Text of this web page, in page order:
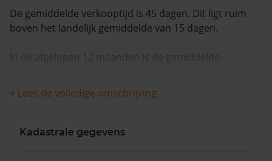
De gemiddelde verkooptijd is 45 dagen. Dit ligt ruim
boven het landelijk gemiddelde van 15 dagen.
In de afgelopen 12 maanden is de gemiddelde
+ Lees de volledige omschrijving
Kadastrale gegevens